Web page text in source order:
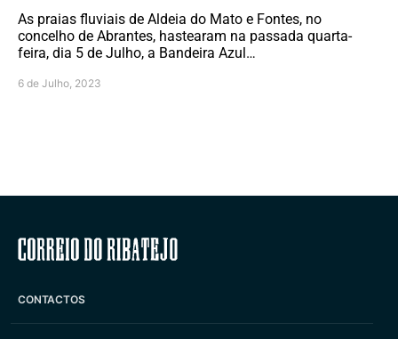
As praias fluviais de Aldeia do Mato e Fontes, no
concelho de Abrantes, hastearam na passada quarta-
feira, dia 5 de Julho, a Bandeira Azul…
6 de Julho, 2023
Correio do Ribatejo
CONTACTOS